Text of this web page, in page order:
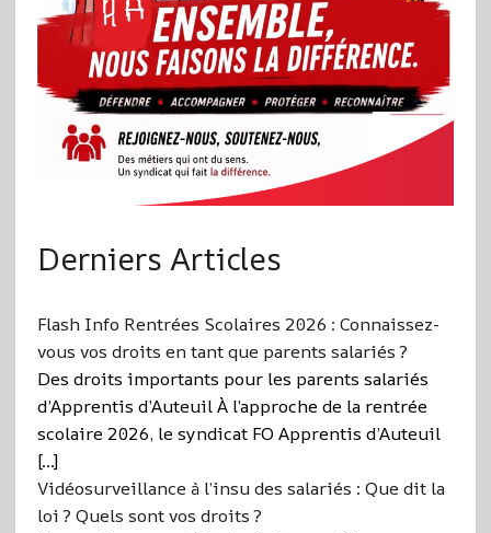
Derniers Articles
Flash Info Rentrées Scolaires 2026 : Connaissez-
vous vos droits en tant que parents salariés ?
Des droits importants pour les parents salariés
d’Apprentis d’Auteuil À l’approche de la rentrée
scolaire 2026, le syndicat FO Apprentis d’Auteuil
[…]
Vidéosurveillance à l’insu des salariés : Que dit la
loi ? Quels sont vos droits ?